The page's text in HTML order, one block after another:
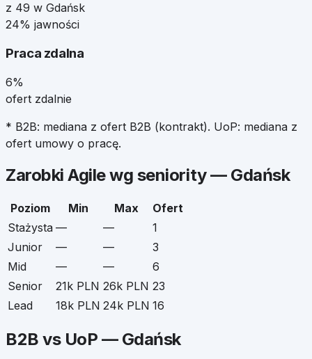
z 49 w Gdańsk
24% jawności
Praca zdalna
6%
ofert zdalnie
* B2B: mediana z ofert B2B (kontrakt). UoP: mediana z
ofert umowy o pracę.
ZarobkiAgilewg seniority — Gdańsk
Poziom Min Max
Ofert
Stażysta — —
1
Junior
— —
3
Mid
— —
6
Senior
21k PLN 26k PLN 23
Lead
18k PLN 24k PLN 16
B2B vs UoP — Gdańsk